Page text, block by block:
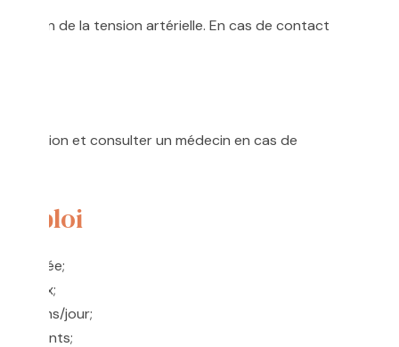
de la tension artérielle. En cas de contact
et consulter un médecin en cas de
lésée;
yeux;
jour;
enfants;